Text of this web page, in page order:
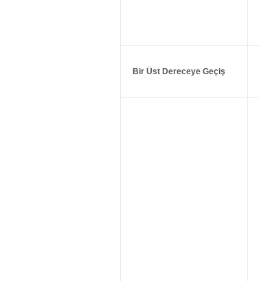
Bir Üst Dereceye Geçiş